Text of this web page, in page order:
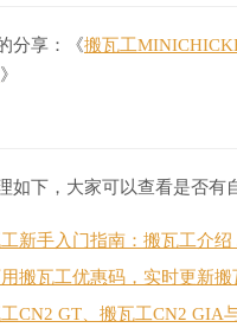
分享：《搬瓦工
》
如下，大家可以查看是否有
新手入门指南：搬瓦工介
搬瓦工优惠码，实时更新
CN2 GT、搬瓦工CN2 GIA